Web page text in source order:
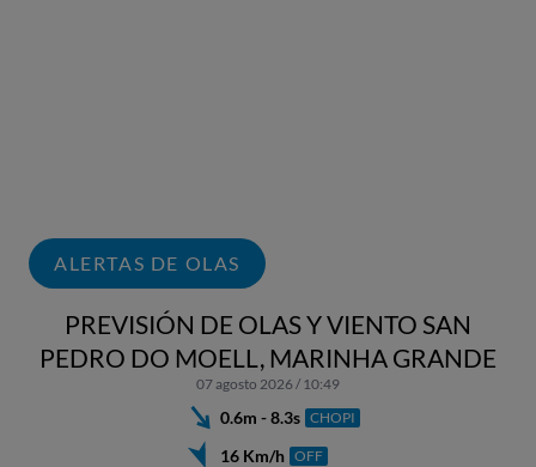
ALERTAS DE OLAS
PREVISIÓN DE OLAS Y VIENTO SAN
PEDRO DO MOELL, MARINHA GRANDE
07 agosto 2026 / 10:49
0.6m - 8.3s CHOPI
16 Km/h OFF